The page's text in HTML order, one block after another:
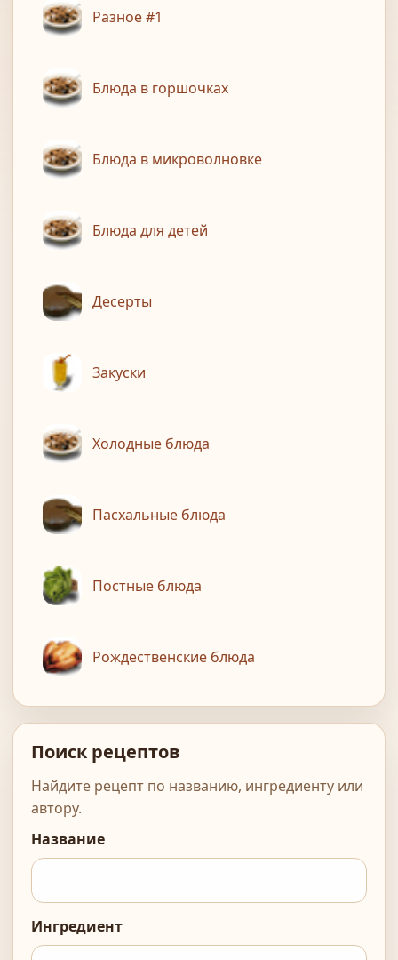
Разное #1
Блюда в горшочках
Блюда в микроволновке
Блюда для детей
Десерты
Закуски
Холодные блюда
Пасхальные блюда
Постные блюда
Рождественские блюда
Поиск рецептов
Найдите рецепт по названию, ингредиенту или
автору.
Название
Ингредиент